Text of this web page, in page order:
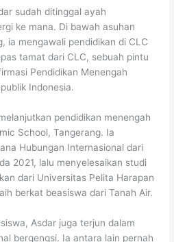
sudah ditinggal ayah
ke mana. Di bawah asuhan
ia mengawali pendidikan di CLC
tamat dari CLC, sebuah pintu
Pendidikan Menengah
Indonesia.
pendidikan menengah
School, Tangerang. Ia
Hubungan Internasional dari
2021, lalu menyelesaikan studi
dari Universitas Pelita Harapan
berkat beasiswa dari Tanah Air.
Asdar juga terjun dalam
bergengsi. Ia antara lain pernah